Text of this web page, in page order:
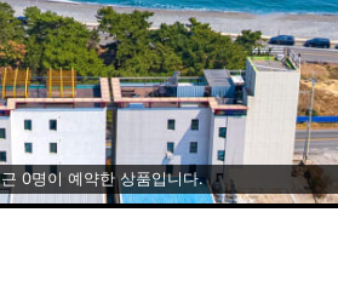
0명이 예약한 상품입니다.